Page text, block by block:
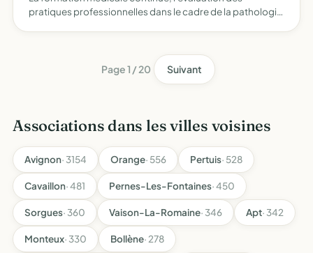
pratiques professionnelles dans le cadre de la pathologie
Page 1 / 20 Suivant
Associations dans les villes voisines
Avignon· 3154 Orange· 556 Pertuis· 528
Cavaillon· 481 Pernes-Les-Fontaines· 450
Sorgues· 360 Vaison-La-Romaine· 346 Apt· 342
Monteux· 330 Bollène· 278